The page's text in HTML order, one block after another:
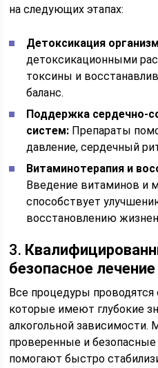
на следующих этапах:
Детоксикация
детоксикационными
токсины и
баланс.
Поддержка сердечно-
систем: Препараты
давление, сердечный
Витаминотерапия и
Введение витаминов и
способствует
восстановлению
3.
безопасное лечение
Все процедуры
которые имеют глубокие
алкогольной зависимости.
проверенные и
помогают быстро